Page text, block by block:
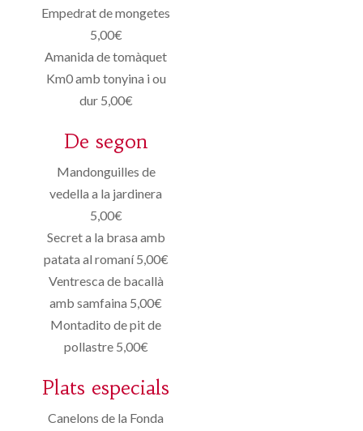
Empedrat de mongetes
5,00€
Amanida de tomàquet
Km0 amb tonyina i ou
dur 5,00€
De segon
Mandonguilles de
vedella a la jardinera
5,00€
Secret a la brasa amb
patata al romaní 5,00€
Ventresca de bacallà
amb samfaina 5,00€
Montadito de pit de
pollastre 5,00€
Plats especials
Canelons de la Fonda